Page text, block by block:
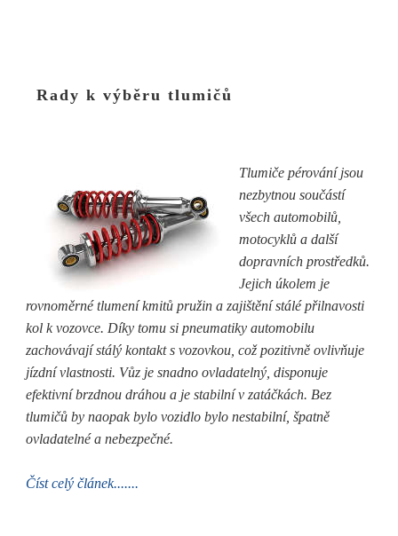
Rady k výběru tlumičů
Tlumiče pérování jsou
nezbytnou součástí
všech automobilů,
motocyklů a další
dopravních prostředků.
Jejich úkolem je
rovnoměrné tlumení kmitů pružin a zajištění stálé přilnavosti
kol k vozovce. Díky tomu si pneumatiky automobilu
zachovávají stálý kontakt s vozovkou, což pozitivně ovlivňuje
jízdní vlastnosti. Vůz je snadno ovladatelný, disponuje
efektivní brzdnou dráhou a je stabilní v zatáčkách. Bez
tlumičů by naopak bylo vozidlo bylo nestabilní, špatně
ovladatelné a nebezpečné.
Číst celý článek.......